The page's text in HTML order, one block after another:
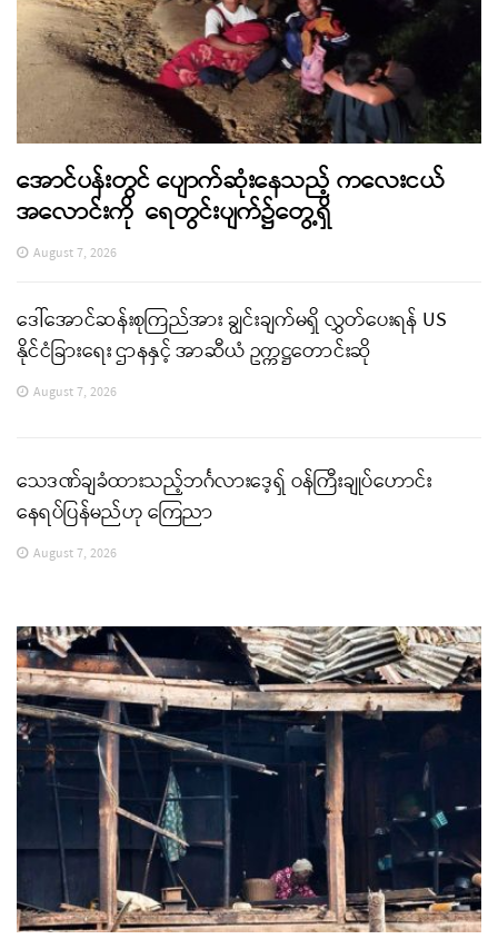
အောင်ပန်းတွင် ပျောက်ဆုံးနေသည့် ကလေးငယ်
အလောင်းကို ရေတွင်းပျက်၌တွေ့ရှိ
August 7, 2026
ဒေါ်အောင်ဆန်းစုကြည်အား ချွင်းချက်မရှိ လွှတ်ပေးရန် US
နိုင်ငံခြားရေး ဌာနနှင့် အာဆီယံ ဥက္ကဋ္ဌတောင်းဆို
August 7, 2026
သေဒဏ်ချခံထားသည့်ဘင်္ဂလားဒေ့ရှ် ဝန်ကြီးချုပ်ဟောင်း
နေရပ်ပြန်မည်ဟု ကြေညာ
August 7, 2026